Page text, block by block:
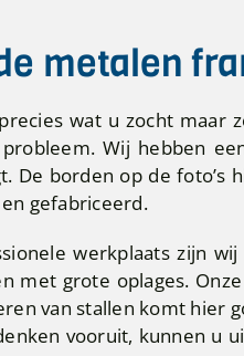
metalen
wat u zocht maar
Wij hebben
De borden op de foto’s
gefabriceerd.
werkplaats zijn
met grote oplages.
van stallen komt hier
vooruit, kunnen u